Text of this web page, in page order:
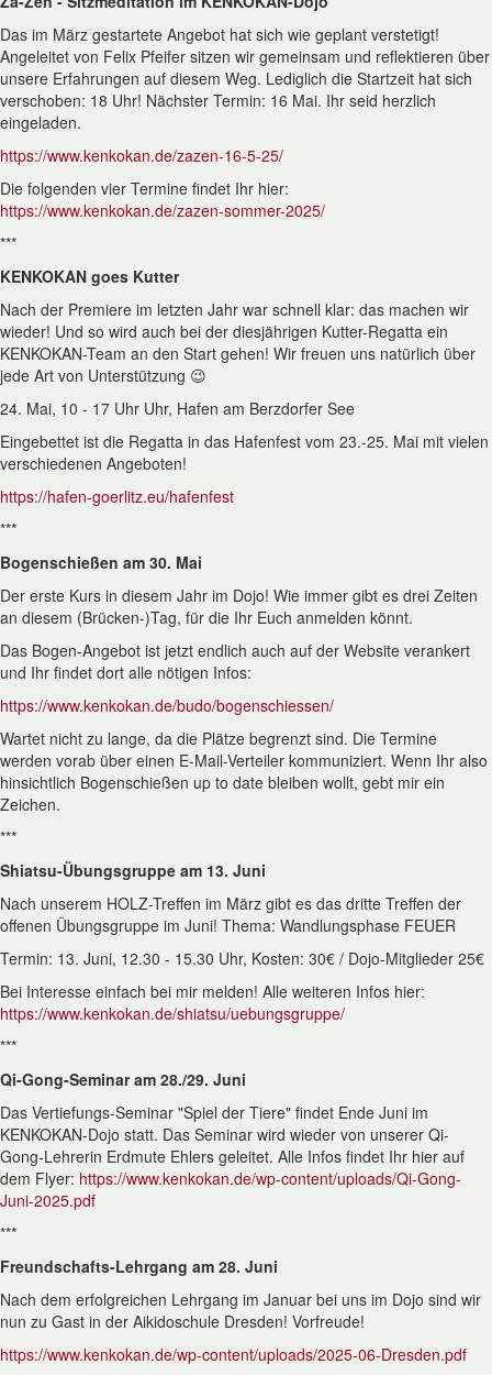
Das im März gestartete Angebot hat sich wie geplant verstetigt!
Angeleitet von Felix Pfeifer sitzen wir gemeinsam und reflektieren über
unsere Erfahrungen auf diesem Weg. Lediglich die Startzeit hat sich
verschoben: 18 Uhr! Nächster Termin: 16 Mai. Ihr seid herzlich
eingeladen.
https://www.kenkokan.de/zazen-16-5-25/
Die folgenden vier Termine findet Ihr hier:
https://www.kenkokan.de/zazen-sommer-2025/
***
KENKOKAN goes Kutter
Nach der Premiere im letzten Jahr war schnell klar: das machen wir
wieder! Und so wird auch bei der diesjährigen Kutter-Regatta ein
KENKOKAN-Team an den Start gehen! Wir freuen uns natürlich über
jede Art von Unterstützung 😉
24. Mai, 10 - 17 Uhr Uhr, Hafen am Berzdorfer See
Eingebettet ist die Regatta in das Hafenfest vom 23.-25. Mai mit vielen
verschiedenen Angeboten!
https://hafen-goerlitz.eu/hafenfest
***
Bogenschießen am 30. Mai
Der erste Kurs in diesem Jahr im Dojo! Wie immer gibt es drei Zeiten
an diesem (Brücken-)Tag, für die Ihr Euch anmelden könnt.
Das Bogen-Angebot ist jetzt endlich auch auf der Website verankert
und Ihr findet dort alle nötigen Infos:
https://www.kenkokan.de/budo/bogenschiessen/
Wartet nicht zu lange, da die Plätze begrenzt sind. Die Termine
werden vorab über einen E-Mail-Verteiler kommuniziert. Wenn Ihr also
hinsichtlich Bogenschießen up to date bleiben wollt, gebt mir ein
Zeichen.
***
Shiatsu-Übungsgruppe am 13. Juni
Nach unserem HOLZ-Treffen im März gibt es das dritte Treffen der
offenen Übungsgruppe im Juni! Thema: Wandlungsphase FEUER
Termin: 13. Juni, 12.30 - 15.30 Uhr, Kosten: 30€ / Dojo-Mitglieder 25€
Bei Interesse einfach bei mir melden! Alle weiteren Infos hier:
https://www.kenkokan.de/shiatsu/uebungsgruppe/
***
Qi-Gong-Seminar am 28./29. Juni
Das Vertiefungs-Seminar "Spiel der Tiere" findet Ende Juni im
KENKOKAN-Dojo statt. Das Seminar wird wieder von unserer Qi-
Gong-Lehrerin Erdmute Ehlers geleitet. Alle Infos findet Ihr hier auf
dem Flyer: https://www.kenkokan.de/wp-content/uploads/Qi-Gong-
Juni-2025.pdf
***
Freundschafts-Lehrgang am 28. Juni
Nach dem erfolgreichen Lehrgang im Januar bei uns im Dojo sind wir
nun zu Gast in der Aikidoschule Dresden! Vorfreude!
https://www.kenkokan.de/wp-content/uploads/2025-06-Dresden.pdf